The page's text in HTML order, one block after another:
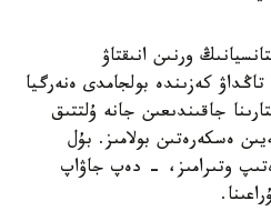
ورنىن انىقتاۋ
كەزىندە بولجامدى ەنەرگيا
جاقىندىعىن جانە ۇلتتىق
ەسكەرەتىن بولامىز. بۇل
وتىرامىز، - دەپ جاۋاپ